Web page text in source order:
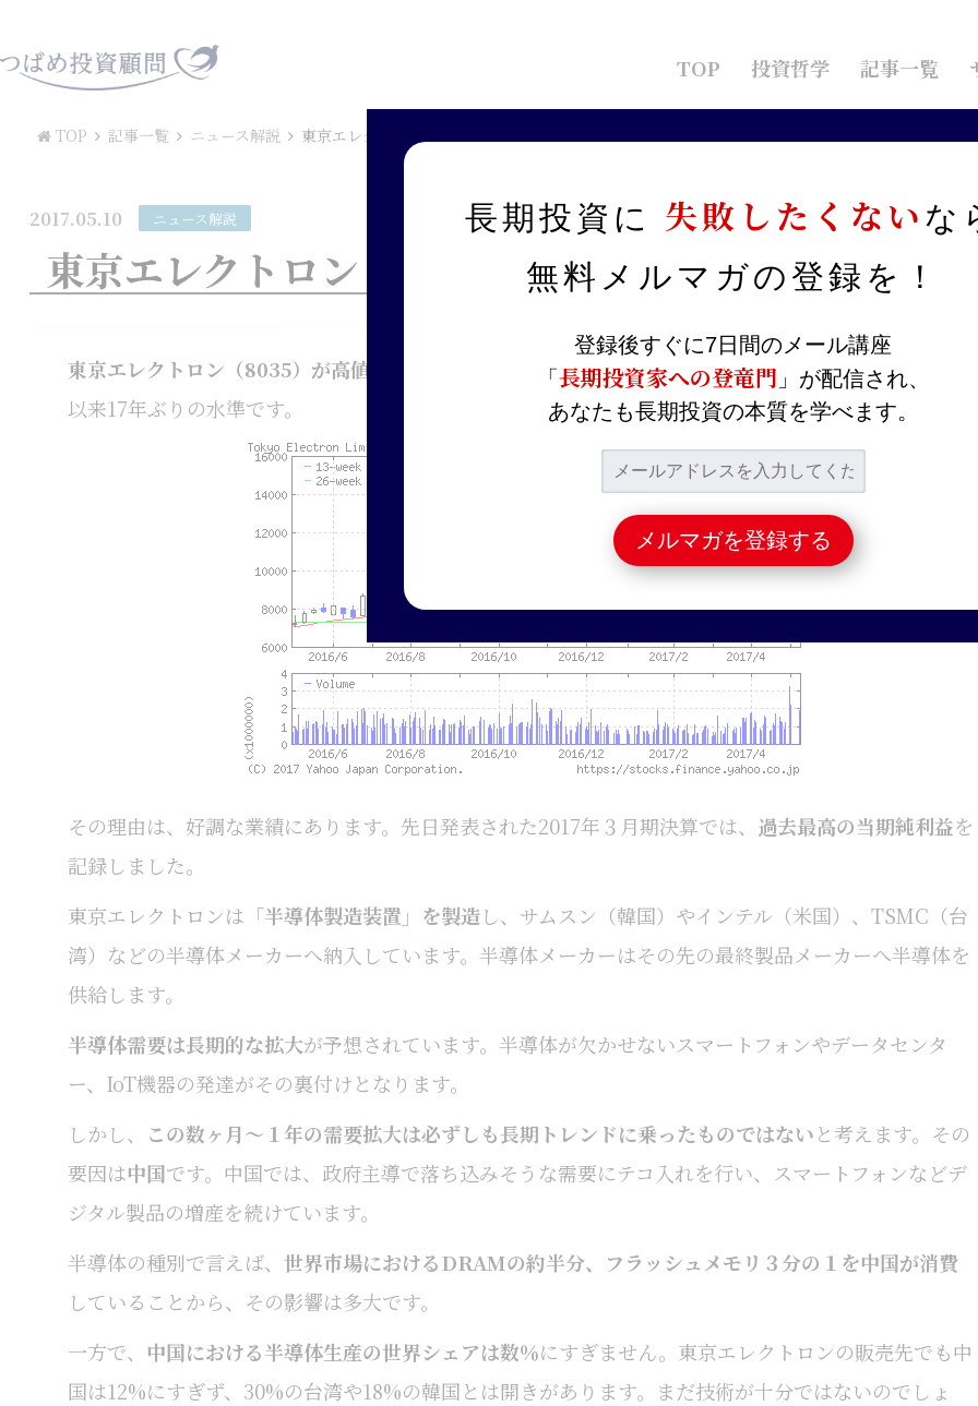
TOP 投資哲学 記事一覧
TOP 記事一覧 ニュース解説 東京エレクトロン（8035）はどこまで伸びるか？
2017.05.10 ニュース解説
東京エレクトロン（8035）はどこまで伸びるか？
東京エレクトロン（8035）が高値を更新し続けています。３ヶ月の上昇率は約３割にのぼり、2000年
以来17年ぶりの水準です。
その理由は、好調な業績にあります。先日発表された2017年３月期決算では、 過去最高の当期純利益を
記録しました。
東京エレクトロンは 「半導体製造装置」を製造し、サムスン（韓国）やインテル（米国）、TSMC（台
湾）などの半導体メーカーへ納入しています。半導体メーカーはその先の最終製品メーカーへ半導体を
供給します。
半導体需要は長期的な拡大が予想されています。半導体が欠かせないスマートフォンやデータセンタ
ー、IoT機器の発達がその裏付けとなります。
しかし、
この数ヶ月〜１年の需要拡大は必ずしも長期トレンドに乗ったものではないと考えます。その
要因は中国です。中国では、政府主導で落ち込みそうな需要にテコ入れを行い、スマートフォンなどデ
ジタル製品の増産を続けています。
半導体の種別で言えば、世界市場におけるDRAMの約半分、フラッシュメモリ３分の１を中国が消費
していることから、その影響は多大です。
一方で、 中国における半導体生産の世界シェアは数％にすぎません。東京エレクトロンの販売先でも中
国は12%にすぎず、30%の台湾や18%の韓国とは開きがあります。まだ技術が十分ではないのでしょ
長期投資に 失敗したくない な
無料メルマガの登録を！
登録後すぐに7日間のメール講座
「 長期投資家への登竜門 」が配信され、
あなたも長期投資の本質を学べます。